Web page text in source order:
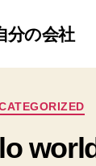
分の会社
カ
ゴ
リ